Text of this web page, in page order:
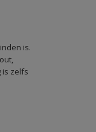
is.
zelfs